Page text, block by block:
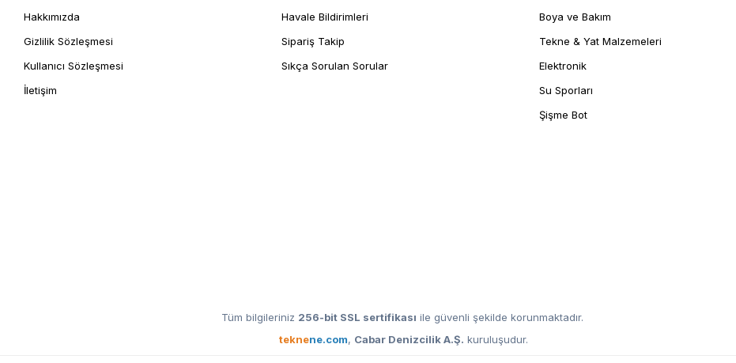
Hakkımızda
Gizlilik Sözleşmesi
Kullanıcı Sözleşmesi
İletişim
Havale Bildirimleri
Sipariş Takip
Sıkça Sorulan Sorular
Boya ve Bakım
Tekne & Yat Malzemeleri
Elektronik
Su Sporları
Şişme Bot
Tüm bilgileriniz 256-bit SSL sertifikası ile güvenli şekilde korunmaktadır.
teknene.com, Cabar Denizcilik A.Ş. kuruluşudur.